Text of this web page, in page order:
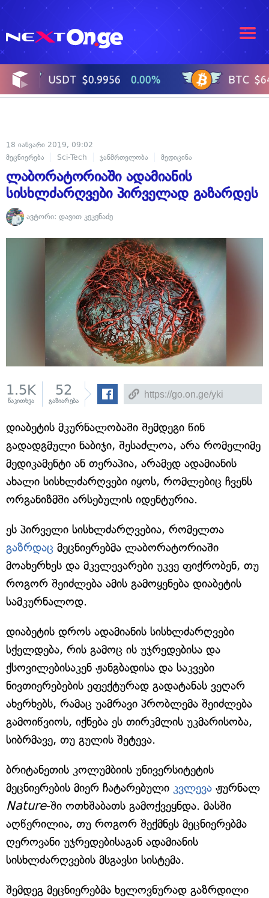
18 იანვარი 2019, 09:02
მეცნიერება
Sci-Tech ჯანმრთელობა მედიცინა
ლაბორატორიაში ადამიანის
სისხლძარღვები პირველად გაზარდეს
ავტორი: დავით კეკენაძე
1.5K
წაკითხვა
52
გაზიარება
დიაბეტის მკურნალობაში შემდეგი წინ
გადადგმული ნაბიჯი, შესაძლოა, არა რომელიმე
მედიკამენტი ან თერაპია, არამედ ადამიანის
ახალი სისხლძარღვები იყოს, რომლებიც ჩვენს
ორგანიზმში არსებულის იდენტურია.
ეს პირველი სისხლძარღვებია, რომელთა
გაზრდაც მეცნიერებმა ლაბორატორიაში
მოახერხეს და მკვლევარები უკვე ფიქრობენ, თუ
როგორ შეიძლება ამის გამოყენება დიაბეტის
სამკურნალოდ.
დიაბეტის დროს ადამიანის სისხლძარღვები
სქელდება, რის გამოც ის უჯრედებისა და
ქსოვილებისაკენ ჟანგბადისა და საკვები
ნივთიერებების ეფექტურად გადატანას ვეღარ
ახერხებს, რამაც უამრავი პრობლემა შეიძლება
გამოიწვიოს, იქნება ეს თირკმლის უკმარისობა,
სიბრმავე, თუ გულის შეტევა.
ბრიტანეთის კოლუმბიის უნივერსიტეტის
მეცნიერების მიერ ჩატარებული კვლევა ჟურნალ
Nature-ში ოთხშაბათს გამოქვეყნდა. მასში
აღწერილია, თუ როგორ შექმნეს მეცნიერებმა
ღეროვანი უჯრედებისაგან ადამიანის
სისხლძარღვების მსგავსი სისტემა.
შემდეგ მეცნიერებმა ხელოვნურად გაზრდილი